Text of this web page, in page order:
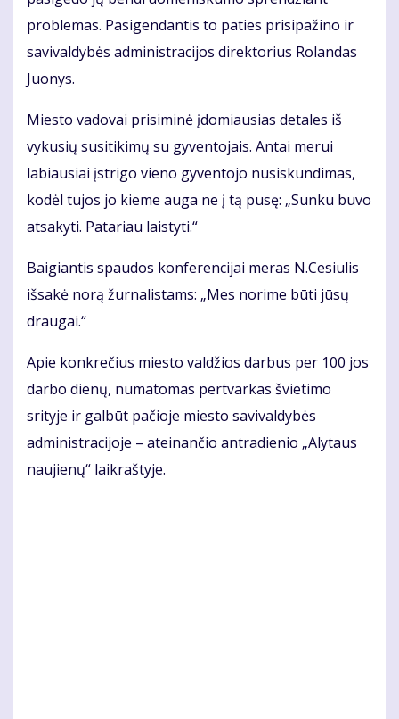
problemas. Pasigendantis to paties prisipažino ir
savivaldybės administracijos direktorius Rolandas
Juonys.
Miesto vadovai prisiminė įdomiausias detales iš
vykusių susitikimų su gyventojais. Antai merui
labiausiai įstrigo vieno gyventojo nusiskundimas,
kodėl tujos jo kieme auga ne į tą pusę: „Sunku buvo
atsakyti. Patariau laistyti.“
Baigiantis spaudos konferencijai meras N.Cesiulis
išsakė norą žurnalistams: „Mes norime būti jūsų
draugai.“
Apie konkrečius miesto valdžios darbus per 100 jos
darbo dienų, numatomas pertvarkas švietimo
srityje ir galbūt pačioje miesto savivaldybės
administracijoje – ateinančio antradienio „Alytaus
naujienų“ laikraštyje.